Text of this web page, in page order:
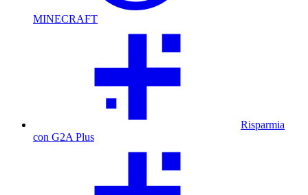
MINECRAFT
Risparmia
con G2A Plus